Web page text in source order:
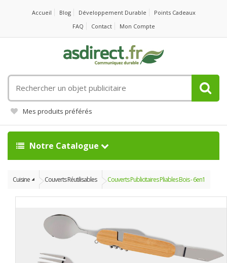
Accueil Blog Développement Durable
Points Cadeaux
FAQ
Contact Mon Compte
un
objet
publicitaire
Mes produits préférés
Notre Catalogue
Cuisine Couverts Réutilisables Couverts Publicitaires Pliables Bois - 6en1